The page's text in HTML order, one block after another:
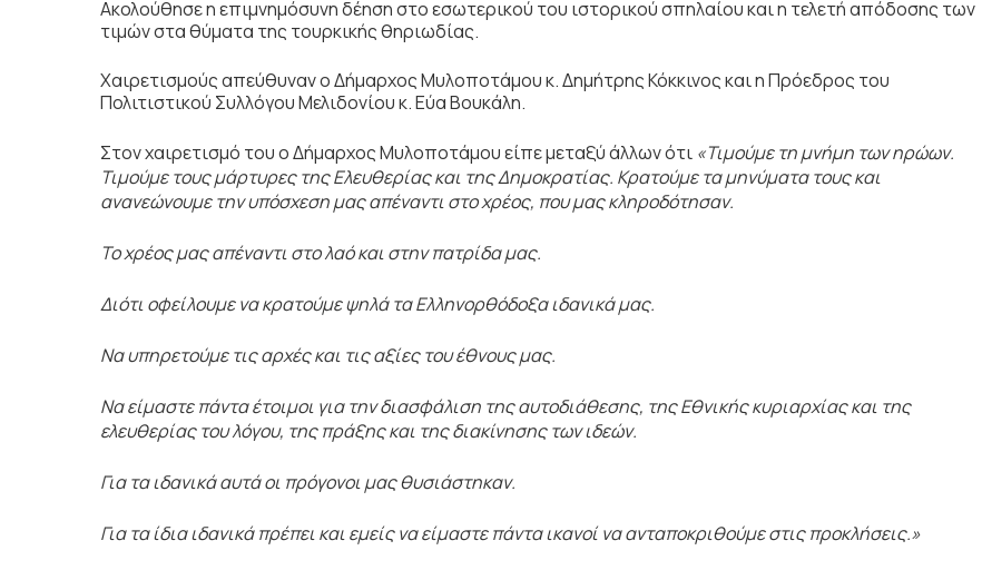
Ακολούθησε η επιμνημόσυνη δέηση στο εσωτερικού του ιστορικού σπηλαίου και η τελετή απόδοσης των
τιμών στα θύματα της τουρκικής θηριωδίας.
Χαιρετισμούς απεύθυναν ο Δήμαρχος Μυλοποτάμου κ. Δημήτρης Κόκκινος και η Πρόεδρος του
Πολιτιστικού Συλλόγου Μελιδονίου κ. Εύα Βουκάλη.
Στον χαιρετισμό του ο Δήμαρχος Μυλοποτάμου είπε μεταξύ άλλων ότι «Τιμούμε τη μνήμη των ηρώων.
Τιμούμε τους μάρτυρες της Ελευθερίας και της Δημοκρατίας. Κρατούμε τα μηνύματα τους και
ανανεώνουμε την υπόσχεση μας απέναντι στο χρέος, που μας κληροδότησαν.
Το χρέος μας απέναντι στο λαό και στην πατρίδα μας.
Διότι οφείλουμε να κρατούμε ψηλά τα Ελληνορθόδοξα ιδανικά μας.
Να υπηρετούμε τις αρχές και τις αξίες του έθνους μας.
Να είμαστε πάντα έτοιμοι για την διασφάλιση της αυτοδιάθεσης, της Εθνικής κυριαρχίας και της
ελευθερίας του λόγου, της πράξης και της διακίνησης των ιδεών.
Για τα ιδανικά αυτά οι πρόγονοι μας θυσιάστηκαν.
Για τα ίδια ιδανικά πρέπει και εμείς να είμαστε πάντα ικανοί να ανταποκριθούμε στις προκλήσεις.»